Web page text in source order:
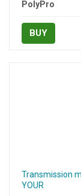
PolyPro
BUY
Transmission
YOUR